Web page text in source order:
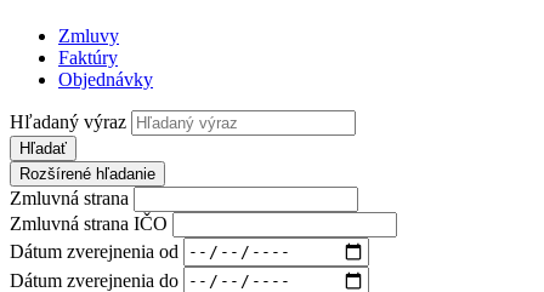
Zmluvy
Faktúry
Objednávky
Hľadaný výraz
Hľadať
Rozšírené hľadanie
Zmluvná strana
Zmluvná strana IČO
Dátum zverejnenia od
Dátum zverejnenia do